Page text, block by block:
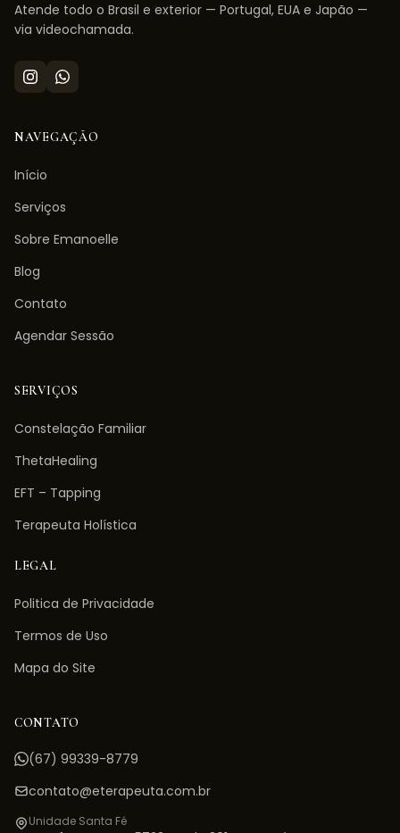
Atende todo o Brasil e exterior — Portugal, EUA e Japão —
via videochamada.
NAVEGAÇÃO
Início
Serviços
Sobre Emanoelle
Blog
Contato
Agendar Sessão
SERVIÇOS
Constelação Familiar
ThetaHealing
EFT – Tapping
Terapeuta Holística
LEGAL
Politica de Privacidade
Termos de Uso
Mapa do Site
CONTATO
(67) 99339-8779
contato@eterapeuta.com.br
Unidade Santa Fé